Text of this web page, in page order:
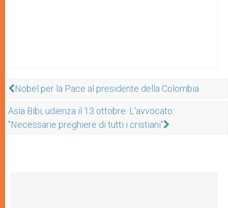
Nobel per la Pace al presidente della Colombia
Asia Bibi, udienza il 13 ottobre. L'avvocato:
"Necessarie preghiere di tutti i cristiani"